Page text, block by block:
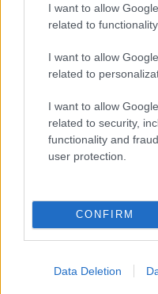
I want to allow
related to
I want to allow
related to
I want to allow
related to security,
functionality and
user protection.
CONFIRM
Data Deletion
επηρεάσουν
δυτικά τμήματα).
Ασθενείς
στα ορεινά
Στερεάς.
Ανεμοι:
με 5 και στο
μποφόρ.
12 έως 18
ηπειρωτικά
νότια 20
εσωτερικό
χαμηλότερη.